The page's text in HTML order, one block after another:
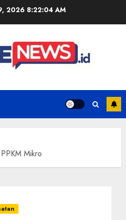
2026 8:22:04 AM
Mikro